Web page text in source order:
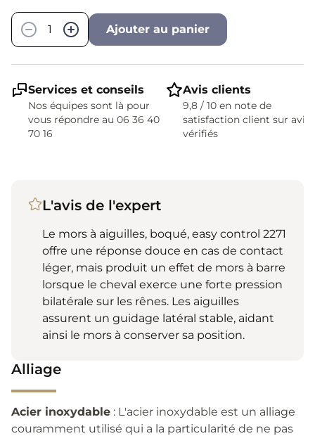
−
+ Ajouter au panier
Services et conseils
Nos équipes sont là pour
vous répondre au 06 36 40
70 16
Avis clients
9,8 / 10 en note de
satisfaction client sur avis
vérifiés
L'avis de l'expert
Le mors à aiguilles, boqué, easy control 2271
offre une réponse douce en cas de contact
léger, mais produit un effet de mors à barre
lorsque le cheval exerce une forte pression
bilatérale sur les rênes. Les aiguilles
assurent un guidage latéral stable, aidant
ainsi le mors à conserver sa position.
Alliage
Acier inoxydable : L'acier inoxydable est un alliage
couramment utilisé qui a la particularité de ne pas